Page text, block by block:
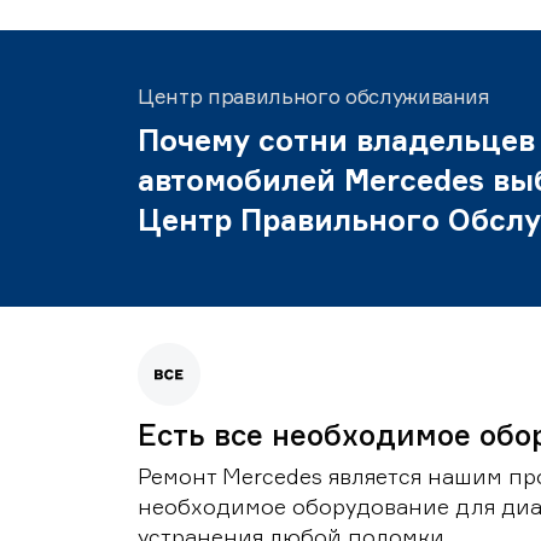
Центр правильного обслуживания
Почему сотни владельцев
автомобилей Mercedes
Центр Правильного
Есть все необходимое
Ремонт Mercedes является нашим
необходимое оборудование для